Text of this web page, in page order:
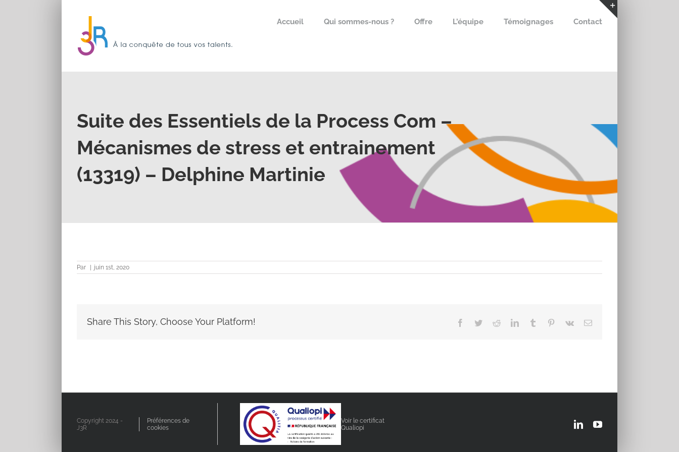
Accueil Qui sommes-nous ? Offre L’équipe Témoignages Contact
Suite des Essentiels de la Process Com –
Mécanismes de stress et entrainement
(13319) – Delphine Martinie
Par juin 1st, 2020
Share This Story, Choose Your Platform! Facebook
TwitterRedditLinkedInTumblr Pinterest
Vk Email
Copyright 2024 -
J3R
Préférences de
cookies
Voir le certificat
Qualiopi
LinkedInYouTube
la